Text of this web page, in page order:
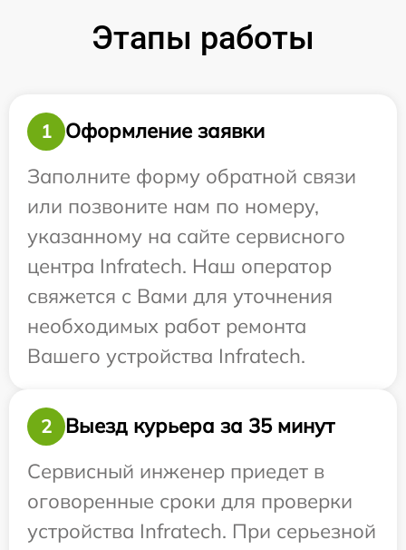
Этапы работы
1
Оформление заявки
Заполните форму обратной связи
или позвоните нам по номеру,
указанному на сайте сервисного
центра Infratech. Наш оператор
свяжется с Вами для уточнения
необходимых работ ремонта
Вашего устройства Infratech.
2
Выезд курьера за 35 минут
Сервисный инженер приедет в
оговоренные сроки для проверки
устройства Infratech. При серьезной